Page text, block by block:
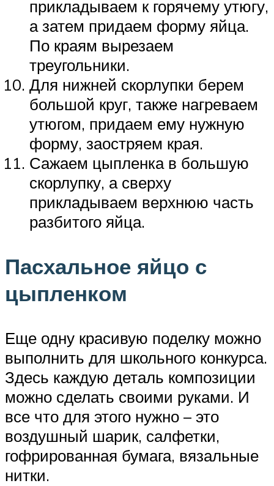
прикладываем к горячему утюгу,
а затем придаем форму яйца.
По краям вырезаем
треугольники.
Для нижней скорлупки берем
большой круг, также нагреваем
утюгом, придаем ему нужную
форму, заостряем края.
Сажаем цыпленка в большую
скорлупку, а сверху
прикладываем верхнюю часть
разбитого яйца.
Пасхальное яйцо с
цыпленком
Еще одну красивую поделку можно
выполнить для школьного конкурса.
Здесь каждую деталь композиции
можно сделать своими руками. И
все что для этого нужно – это
воздушный шарик, салфетки,
гофрированная бумага, вязальные
нитки.